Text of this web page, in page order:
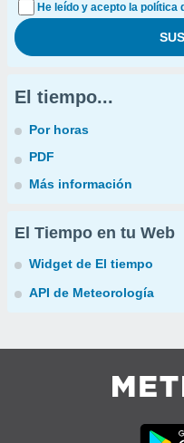
He leído y acepto la política
El tiempo...
Por horas
PDF
Más información
El Tiempo en tu Web
Widget de El tiempo
API de Meteorología